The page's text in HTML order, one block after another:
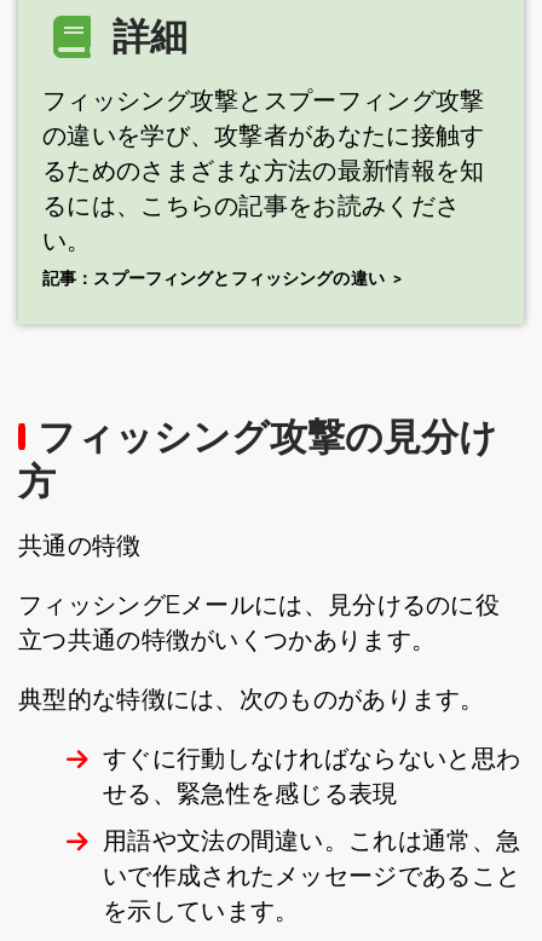
詳細
フィッシング攻撃とスプーフィング攻撃
の違いを学び、攻撃者があなたに接触す
るためのさまざまな方法の最新情報を知
るには、こちらの記事をお読みくださ
い。
記事：スプーフィングとフィッシングの違い
フィッシング攻撃の見分け
方
共通の特徴
フィッシングEメールには、見分けるのに役
立つ共通の特徴がいくつかあります。
典型的な特徴には、次のものがあります。
すぐに行動しなければならないと思わ
せる、緊急性を感じる表現
用語や文法の間違い。これは通常、急
いで作成されたメッセージであること
を示しています。